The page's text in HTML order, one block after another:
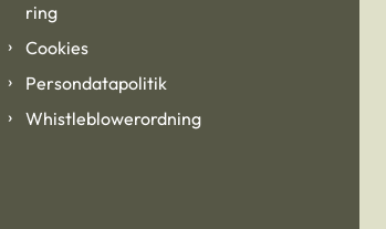
ring
Cookies
Persondatapolitik
Whistleblowerordning